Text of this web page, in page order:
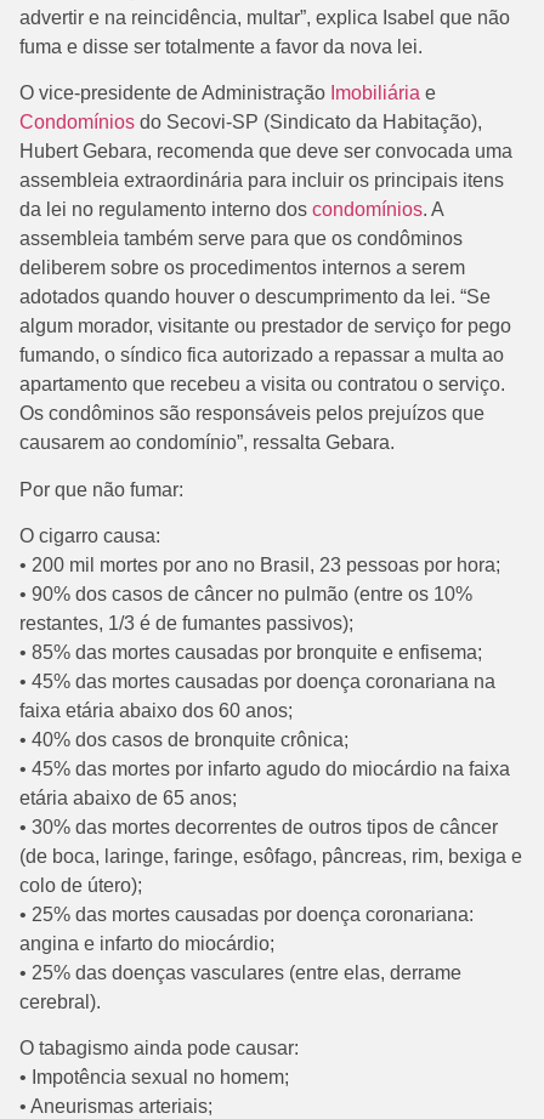
advertir e na reincidência, multar”, explica Isabel que não
fuma e disse ser totalmente a favor da nova lei.
O vice-presidente de Administração Imobiliária e
Condomínios do Secovi-SP (Sindicato da Habitação),
Hubert Gebara, recomenda que deve ser convocada uma
assembleia extraordinária para incluir os principais itens
da lei no regulamento interno dos condomínios. A
assembleia também serve para que os condôminos
deliberem sobre os procedimentos internos a serem
adotados quando houver o descumprimento da lei. “Se
algum morador, visitante ou prestador de serviço for pego
fumando, o síndico fica autorizado a repassar a multa ao
apartamento que recebeu a visita ou contratou o serviço.
Os condôminos são responsáveis pelos prejuízos que
causarem ao condomínio”, ressalta Gebara.
Por que não fumar:
O cigarro causa:
• 200 mil mortes por ano no Brasil, 23 pessoas por hora;
• 90% dos casos de câncer no pulmão (entre os 10%
restantes, 1/3 é de fumantes passivos);
• 85% das mortes causadas por bronquite e enfisema;
• 45% das mortes causadas por doença coronariana na
faixa etária abaixo dos 60 anos;
• 40% dos casos de bronquite crônica;
• 45% das mortes por infarto agudo do miocárdio na faixa
etária abaixo de 65 anos;
• 30% das mortes decorrentes de outros tipos de câncer
(de boca, laringe, faringe, esôfago, pâncreas, rim, bexiga e
colo de útero);
• 25% das mortes causadas por doença coronariana:
angina e infarto do miocárdio;
• 25% das doenças vasculares (entre elas, derrame
cerebral).
O tabagismo ainda pode causar:
• Impotência sexual no homem;
• Aneurismas arteriais;